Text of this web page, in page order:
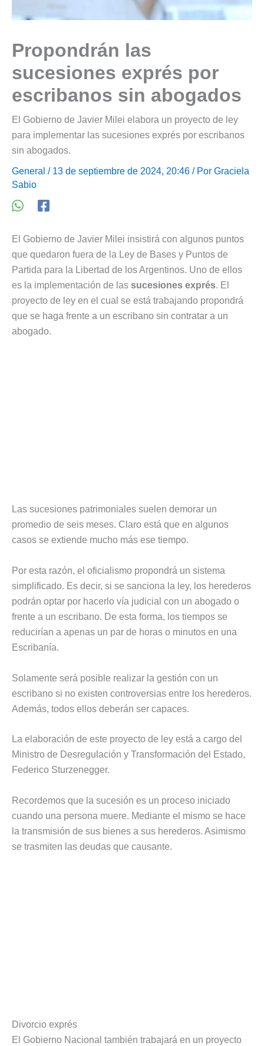
Propondrán las
sucesiones exprés por
escribanos sin abogados
El Gobierno de Javier Milei elabora un proyecto de ley
para implementar las sucesiones exprés por escribanos
sin abogados.
General / 13 de septiembre de 2024, 20:46 / Por Graciela
Sabio
El Gobierno de Javier Milei insistirá con algunos puntos
que quedaron fuera de la Ley de Bases y Puntos de
Partida para la Libertad de los Argentinos. Uno de ellos
es la implementación de las sucesiones exprés. El
proyecto de ley en el cual se está trabajando propondrá
que se haga frente a un escribano sin contratar a un
abogado.
Las sucesiones patrimoniales suelen demorar un
promedio de seis meses. Claro está que en algunos
casos se extiende mucho más ese tiempo.
Por esta razón, el oficialismo propondrá un sistema
simplificado. Es decir, si se sanciona la ley, los herederos
podrán optar por hacerlo vía judicial con un abogado o
frente a un escribano. De esta forma, los tiempos se
reducirían a apenas un par de horas o minutos en una
Escribanía.
Solamente será posible realizar la gestión con un
escribano si no existen controversias entre los herederos.
Además, todos ellos deberán ser capaces.
La elaboración de este proyecto de ley está a cargo del
Ministro de Desregulación y Transformación del Estado,
Federico Sturzenegger.
Recordemos que la sucesión es un proceso iniciado
cuando una persona muere. Mediante el mismo se hace
la transmisión de sus bienes a sus herederos. Asimismo
se trasmiten las deudas que causante.
Divorcio exprés
El Gobierno Nacional también trabajará en un proyecto